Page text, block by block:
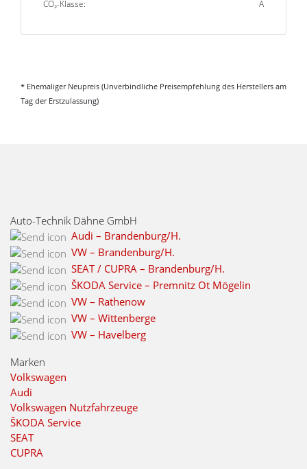
CO₂-Klasse: A
* Ehemaliger Neupreis (Unverbindliche Preisempfehlung des Herstellers am
Tag der Erstzulassung)
Auto-Technik Dähne GmbH
Audi – Brandenburg/H.
VW – Brandenburg/H.
SEAT / CUPRA – Brandenburg/H.
ŠKODA Service – Premnitz Ot Mögelin
VW – Rathenow
VW – Wittenberge
VW – Havelberg
Marken
Volkswagen
Audi
Volkswagen Nutzfahrzeuge
ŠKODA Service
SEAT
CUPRA